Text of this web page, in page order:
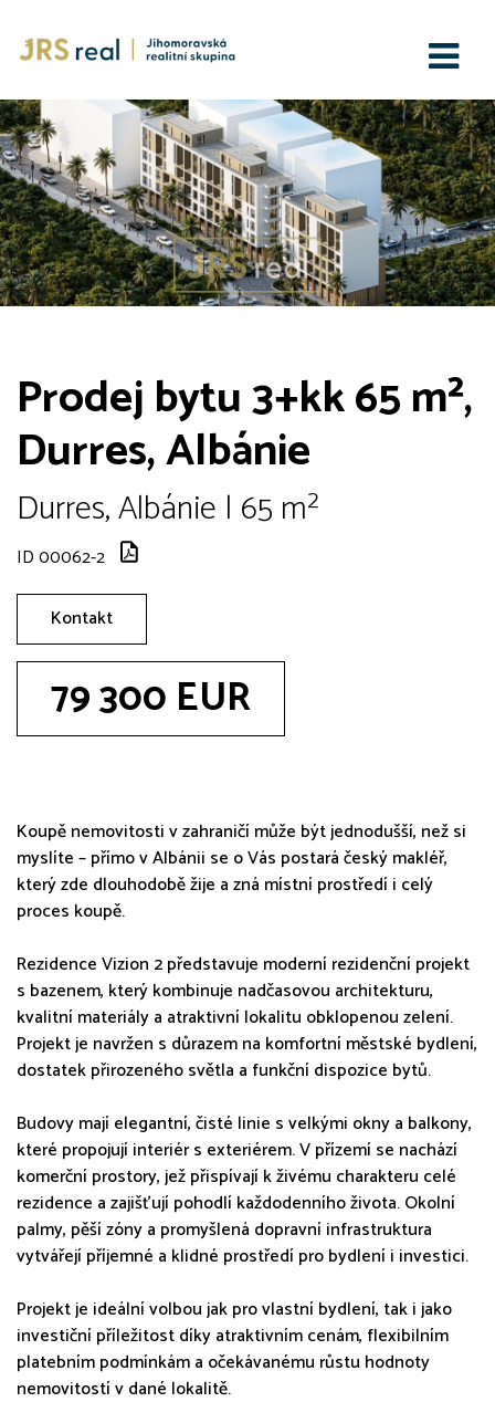
Prodej bytu 3+kk 65 m²,
Durres, Albánie
Durres, Albánie | 65 m²
ID 00062-2
Kontakt
79 300 EUR
Koupě nemovitosti v zahraničí může být jednodušší, než si
myslíte – přímo v Albánii se o Vás postará český makléř,
který zde dlouhodobě žije a zná místní prostředí i celý
proces koupě.
Rezidence Vizion 2 představuje moderní rezidenční projekt
s bazenem, který kombinuje nadčasovou architekturu,
kvalitní materiály a atraktivní lokalitu obklopenou zelení.
Projekt je navržen s důrazem na komfortní městské bydlení,
dostatek přirozeného světla a funkční dispozice bytů.
Budovy mají elegantní, čisté linie s velkými okny a balkony,
které propojují interiér s exteriérem. V přízemí se nachází
komerční prostory, jež přispívají k živému charakteru celé
rezidence a zajišťují pohodlí každodenního života. Okolní
palmy, pěší zóny a promyšlená dopravní infrastruktura
vytvářejí příjemné a klidné prostředí pro bydlení i investici.
Projekt je ideální volbou jak pro vlastní bydlení, tak i jako
investiční příležitost díky atraktivním cenám, flexibilním
platebním podmínkám a očekávanému růstu hodnoty
nemovitostí v dané lokalitě.